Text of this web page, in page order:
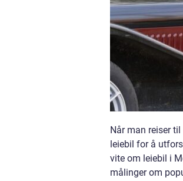
Når man reiser
leiebil for å
vite om leiebil i
målinger om